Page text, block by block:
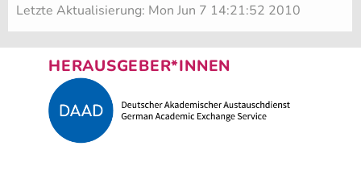
Letzte Aktualisierung: Mon Jun 7 14:21:52 2010
HERAUSGEBER*INNEN